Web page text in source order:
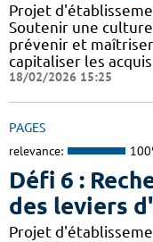
Projet
Soutenir une
prévenir et
capitaliser les
18/02/2026 15:25
PAGES
relevance:
Défi 6 :
des leviers
Projet